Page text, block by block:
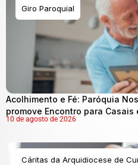
Giro Paroquial
Acolhimento e Fé: Paróquia
promove Encontro para Casais
10 de agosto de 2026
Cáritas da Arquidiocese de